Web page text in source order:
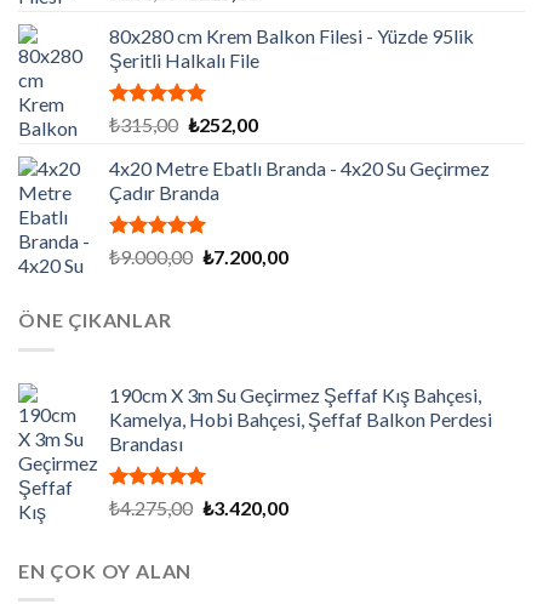
oy
aldı
₺281,25.fiyat:
₺225,00.
80x280 cm Krem Balkon Filesi - Yüzde 95lik
Şeritli Halkalı File
5 üzerinden
oy
aldı
₺315,00 Orijinal
₺315,00.
₺252,00Şu
fiyat:
4x20 Metre Ebatlı Branda - 4x20 Su Geçirmez
Çadır Branda
5 üzerinden
oy
₺9.000,00 Orijinal
₺7.200,00Şu
ÖNE ÇIKANLAR
190cm X 3m Su Geçirmez Şeffaf Kış Bahçesi,
Kamelya, Hobi Bahçesi, Şeffaf Balkon Perdesi
Brandası
5 üzerinden
oy
₺4.275,00 Orijinal
₺3.420,00Şu
EN ÇOK OY ALAN